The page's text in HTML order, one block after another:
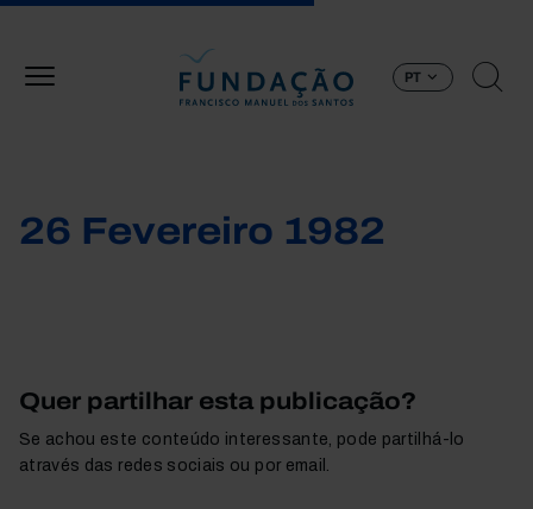
PT
26 Fevereiro 1982
Quer partilhar esta publicação?
Se achou este conteúdo interessante, pode partilhá-lo
através das redes sociais ou por email.